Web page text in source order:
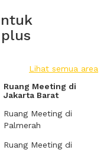
Lihat semua area
Ruang Meeting di
Jakarta Barat
Ruang Meeting di
Palmerah
Ruang Meeting di